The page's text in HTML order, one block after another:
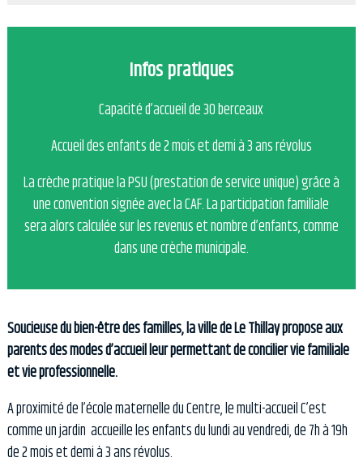
Infos pratiques
Capacité d’accueil de 30 berceaux
Accueil des enfants de 2 mois et demi à 3 ans révolus
La crèche pratique la PSU (prestation de service unique) grâce à
une convention signée avec la CAF. La participation familiale
sera alors calculée sur les revenus et nombre d’enfants, comme
dans une crèche municipale.
Soucieuse du bien-être des familles, la ville de Le Thillay propose aux
parents des modes d’accueil leur permettant de concilier vie familiale
et vie professionnelle.
A proximité de l’école maternelle du Centre, le multi-accueil C’est
comme un jardin accueille les enfants du lundi au vendredi, de 7h à 19h
de 2 mois et demi à 3 ans révolus.